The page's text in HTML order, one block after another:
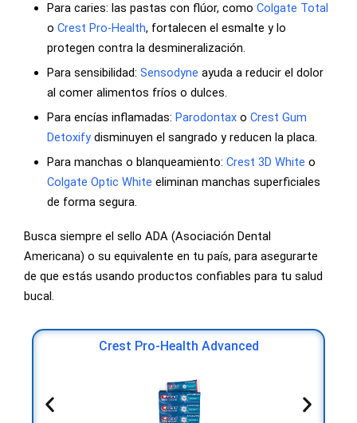
Para caries: las pastas con flúor, comoColgate Total
oCrest Pro-Health, fortalecen el esmalte y lo
protegen contra la desmineralización.
Para sensibilidad:Sensodyne ayuda a reducir el dolor
al comer alimentos fríos o dulces.
Para encías inflamadas:Parodontax oCrest Gum
Detoxify disminuyen el sangrado y reducen la placa.
Para manchas o blanqueamiento:Crest 3D White o
Colgate Optic White eliminan manchas superficiales
de forma segura.
Busca siempre el sello ADA (Asociación Dental
Americana) o su equivalente en tu país, para asegurarte
de que estás usando productos confiables para tu salud
bucal.
Crest Pro-Health Advanced